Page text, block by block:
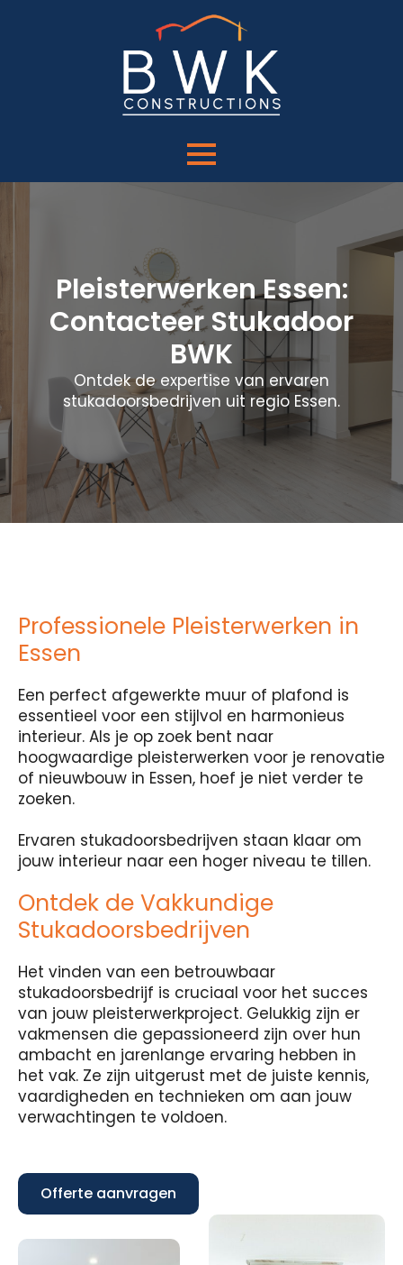
Pleisterwerken Essen:
Contacteer Stukadoor
BWK
Ontdek de expertise van ervaren
stukadoorsbedrijven uit regio Essen.
Professionele Pleisterwerken in
Essen
Een perfect afgewerkte muur of plafond is
essentieel voor een stijlvol en harmonieus
interieur. Als je op zoek bent naar
hoogwaardige pleisterwerken voor je renovatie
of nieuwbouw in Essen, hoef je niet verder te
zoeken.
Ervaren stukadoorsbedrijven staan klaar om
jouw interieur naar een hoger niveau te tillen.
Ontdek de Vakkundige
Stukadoorsbedrijven
Het vinden van een betrouwbaar
stukadoorsbedrijf is cruciaal voor het succes
van jouw pleisterwerkproject. Gelukkig zijn er
vakmensen die gepassioneerd zijn over hun
ambacht en jarenlange ervaring hebben in
het vak. Ze zijn uitgerust met de juiste kennis,
vaardigheden en technieken om aan jouw
verwachtingen te voldoen.
Offerte aanvragen